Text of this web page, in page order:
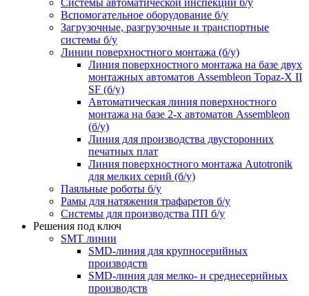
Системы автоматической инспекции б/у
Вспомогательное оборудование б/у
Загрузочные, разгрузочные и транспортные
системы б/у
Линии поверхностного монтажа (б/у)
Линия поверхностного монтажа на базе двух
монтажных автоматов Assembleon Topaz-X II
SF (б/у)
Автоматическая линия поверхностного
монтажа на базе 2-х автоматов Assembleon
(б/у)
Линия для производства двусторонних
печатных плат
Линия поверхностного монтажа Autotronik
для мелких серий (б/у)
Паяльные роботы б/у
Рамы для натяжения трафаретов б/у
Системы для производства ПП б/у
Решения под ключ
SMT линии
SMD-линия для крупносерийных
производств
SMD-линия для мелко- и среднесерийных
производств